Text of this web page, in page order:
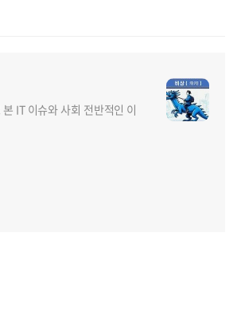
IT 이슈와 사회 전반적인 이